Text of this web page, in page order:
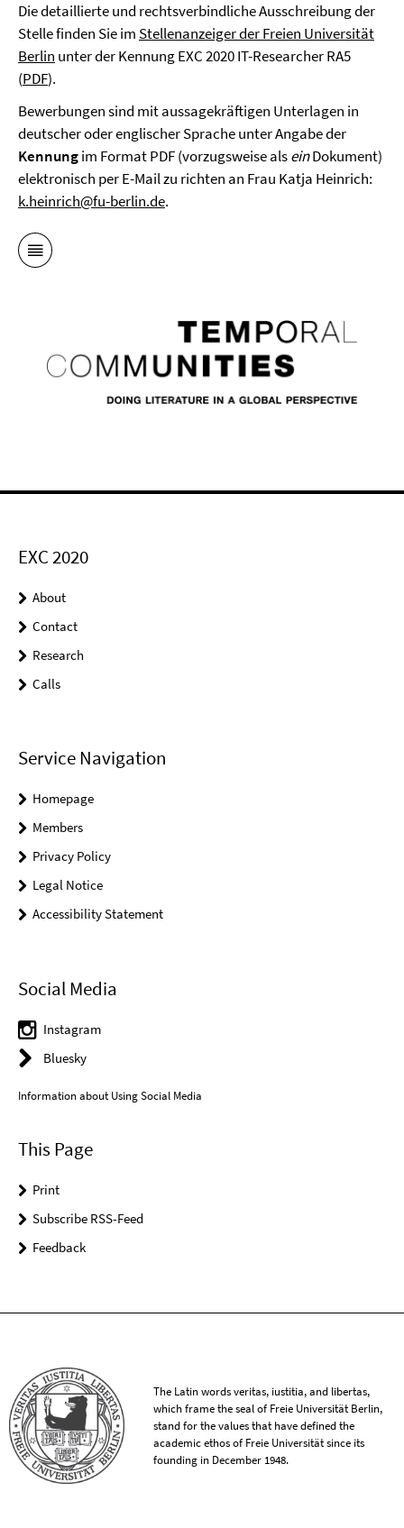
Die detaillierte und rechtsverbindliche Ausschreibung der
Stelle finden Sie im Stellenanzeiger der Freien Universität
Berlin unter der Kennung EXC 2020 IT-Researcher RA5
(PDF).
Bewerbungen sind mit aussagekräftigen Unterlagen in
deutscher oder englischer Sprache unter Angabe der
Kennungim Format PDF (vorzugsweise alseinDokument)
elektronisch per E-Mail zu richten an Frau Katja Heinrich:
k.heinrich@fu-berlin.de.
EXC 2020
About
Contact
Research
Calls
Service Navigation
Homepage
Members
Privacy Policy
Legal Notice
Accessibility Statement
Social Media
Instagram
Bluesky
Information about Using Social Media
This Page
Print
Subscribe RSS-Feed
Feedback
The Latin words veritas, iustitia, and libertas,
which frame the seal of Freie Universität Berlin,
stand for the values that have defined the
academic ethos of Freie Universität since its
founding in December 1948.